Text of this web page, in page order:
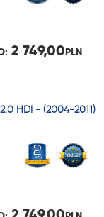
2 749,00PLN
HDI - (2004-2011)